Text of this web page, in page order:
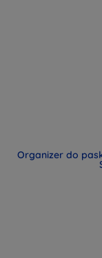
Organizer do